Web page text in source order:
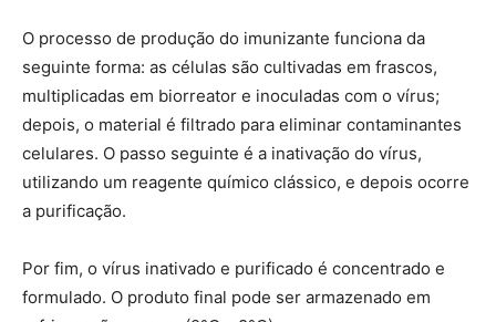
O processo de produção do imunizante funciona da
seguinte forma: as células são cultivadas em frascos,
multiplicadas em biorreator e inoculadas com o vírus;
depois, o material é filtrado para eliminar contaminantes
celulares. O passo seguinte é a inativação do vírus,
utilizando um reagente químico clássico, e depois ocorre
a purificação.
Por fim, o vírus inativado e purificado é concentrado e
formulado. O produto final pode ser armazenado em